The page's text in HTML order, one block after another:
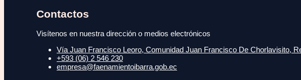
Contactos
Visítenos en nuestra dirección o medios electrónicos
Vía Juan Francisco Leoro, Comunidad Juan Francisco De Chorlavisito,
+593 (06) 2 546 230
empresa@faenamientoibarra.gob.ec